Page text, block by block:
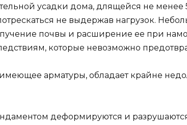
усадки дома, длящейся не менее
не выдержав нагрузок.
пучение почвы и расширение ее при
которые невозможно
арматуры, обладает крайне
деформируются и